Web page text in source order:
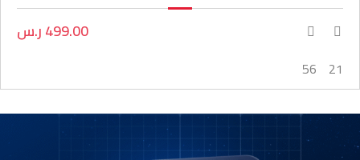
21
56
499.00 ر.س